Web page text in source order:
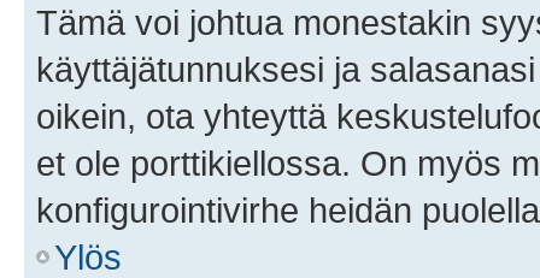
Tämä voi johtua monestakin
käyttäjätunnuksesi ja
oikein, ota yhteyttä
et ole porttikiellossa. On myös
konfigurointivirhe heidän
Ylös